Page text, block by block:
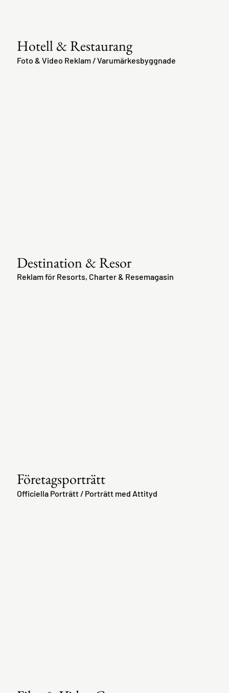
Hotell & Restaurang
Foto & Video Reklam / Varumärkesbyggnade
Destination & Resor
Reklam för Resorts, Charter & Resemagasin
Företagsporträtt
Officiella Porträtt / Porträtt med Attityd